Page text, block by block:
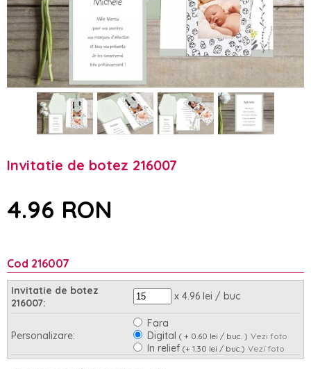
Invitatie de botez 216007
4.96 RON
Cod 216007
Invitatie de botez
216007:
x 4.96 lei / buc
Personalizare:
Fara
Digital( + 0.60 lei / buc. ) Vezi foto
In relief(+ 1.30 lei / buc.) Vezi foto
Asamblare: Nu Da(+ 0.95 lei / buc.)